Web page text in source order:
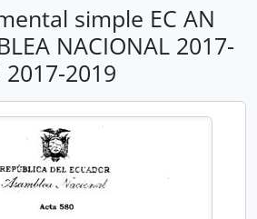
simple EC AN
NACIONAL 2017-
2017-2019